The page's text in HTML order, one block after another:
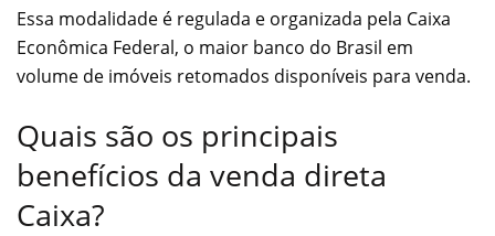
Essa modalidade é regulada e organizada pela Caixa
Econômica Federal, o maior banco do Brasil em
volume de imóveis retomados disponíveis para venda.
Quais são os principais
benefícios da venda direta
Caixa?